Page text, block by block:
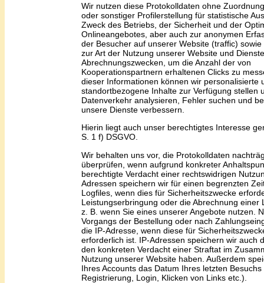
Wir nutzen diese Protokolldaten ohne
oder sonstiger Profilerstellung für statistische
Zweck des Betriebs, der Sicherheit und der
Onlineangebotes, aber auch zur anonymen
der Besucher auf unserer Website (traffic) sowie
zur Art der Nutzung unserer Website und
Abrechnungszwecken, um die Anzahl der von
Kooperationspartnern erhaltenen Clicks zu
dieser Informationen können wir personalisierte
standortbezogene Inhalte zur Verfügung stellen
Datenverkehr analysieren, Fehler suchen und
unsere Dienste verbessern.
Hierin liegt auch unser berechtigtes Interesse
S. 1 f) DSGVO.
Wir behalten uns vor, die Protokolldaten
überprüfen, wenn aufgrund konkreter
berechtigte Verdacht einer rechtswidrigen
Adressen speichern wir für einen begrenzten
Logfiles, wenn dies für Sicherheitszwecke
Leistungserbringung oder die Abrechnung einer
z. B. wenn Sie eines unsererAngebote nutzen.
Vorgangs der Bestellung oder nach
die IP-Adresse, wenn diese für
erforderlich ist . IP-Adressen speichern wir auch
den konkreten Verdacht einer Straftat im
Nutzung unserer Website haben. Außerdem
Ihres Accounts das Datum Ihres letzten Besuchs
Registrierung, Login, Klicken von Links etc.).